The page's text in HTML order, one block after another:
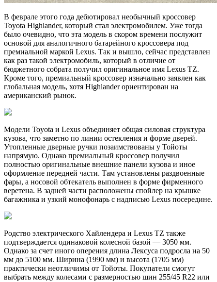
В феврале этого года дебютировал необычный кроссовер
Toyota Highlander, который стал электромобилем. Уже тогда
было очевидно, что эта модель в скором времени послужит
основой для аналогичного батарейного кроссовера под
премиальной маркой Lexus. Так и вышло, сейчас представлен
как раз такой электромобиль, который в отличие от
бюджетного собрата получил оригинальное имя Lexus TZ.
Кроме того, премиальный кроссовер изначально заявлен как
глобальная модель, хотя Highlander ориентирован на
американский рынок.
Модели Toyota и Lexus объединяет общая силовая структура
кузова, что заметно по линии остекления и форме дверей.
Утопленные дверные ручки позаимствованы у Тойоты
напрямую. Однако премиальный кроссовер получил
полностью оригинальные внешние панели кузова и иное
оформление передней части. Там установлены раздвоенные
фары, а носовой обтекатель выполнен в форме фирменного
веретена. В задней части расположены спойлер на крышке
багажника и узкий монофонарь с надписью Lexus посередине.
Родство электрического Хайлендера и Lexus TZ также
подтверждается одинаковой колесной базой — 3050 мм.
Однако за счет иного оперения длина Лексуса подросла на 50
мм до 5100 мм. Ширина (1990 мм) и высота (1705 мм)
практически неотличимы от Тойоты. Покупатели смогут
выбрать между колесами с размерностью шин 255/45 R22 или